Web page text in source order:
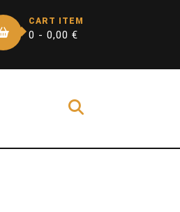
CART ITEM
0 -0,00€